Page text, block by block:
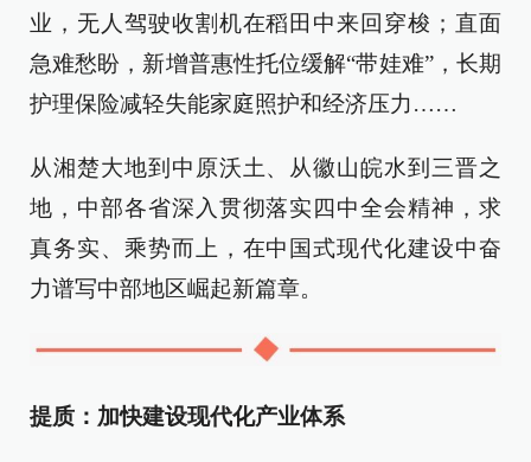
业，无人驾驶收割机在稻田中来回穿梭；直面
急难愁盼，新增普惠性托位缓解“带娃难”，长期
护理保险减轻失能家庭照护和经济压力……
从湘楚大地到中原沃土、从徽山皖水到三晋之
地，中部各省深入贯彻落实四中全会精神，求
真务实、乘势而上，在中国式现代化建设中奋
力谱写中部地区崛起新篇章。
提质：加快建设现代化产业体系